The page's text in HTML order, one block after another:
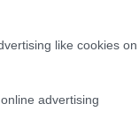
like cookies on
advertising